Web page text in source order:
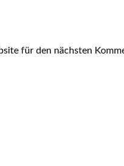
für den nächsten